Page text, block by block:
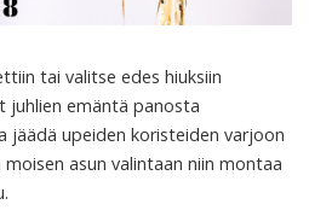
tai valitse edes hiuksiin
juhlien emäntä panosta
jäädä upeiden koristeiden varjoon
asun valintaan niin montaa